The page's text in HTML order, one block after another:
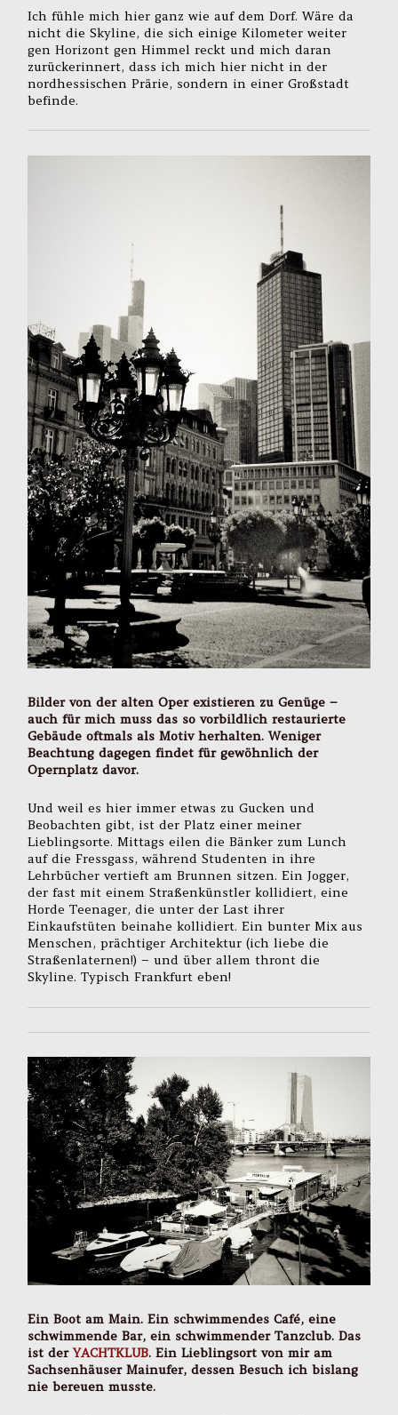
Ich fühle mich hier ganz wie auf dem Dorf. Wäre da
nicht die Skyline, die sich einige Kilometer weiter
gen Horizont gen Himmel reckt und mich daran
zurückerinnert, dass ich mich hier nicht in der
nordhessischen Prärie, sondern in einer Großstadt
befinde.
Bilder von der alten Oper existieren zu Genüge –
auch für mich muss das so vorbildlich restaurierte
Gebäude oftmals als Motiv herhalten. Weniger
Beachtung dagegen findet für gewöhnlich der
Opernplatz davor.
Und weil es hier immer etwas zu Gucken und
Beobachten gibt, ist der Platz einer meiner
Lieblingsorte. Mittags eilen die Bänker zum Lunch
auf die Fressgass, während Studenten in ihre
Lehrbücher vertieft am Brunnen sitzen. Ein Jogger,
der fast mit einem Straßenkünstler kollidiert, eine
Horde Teenager, die unter der Last ihrer
Einkaufstüten beinahe kollidiert. Ein bunter Mix aus
Menschen, prächtiger Architektur (ich liebe die
Straßenlaternen!) – und über allem thront die
Skyline. Typisch Frankfurt eben!
Ein Boot am Main. Ein schwimmendes Café, eine
schwimmende Bar, ein schwimmender Tanzclub. Das
ist derYACHTKLUB. Ein Lieblingsort von mir am
Sachsenhäuser Mainufer, dessen Besuch ich bislang
nie bereuen musste.